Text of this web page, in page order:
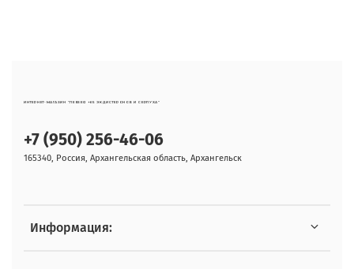
Информация:
+7 (950) 256-46-06
165340, Россия, Архангельская область, Архангельск
ИНТЕРНЕТ-МАГАЗИН "ЛЕВЗЕЯ +65 ЭКДИСТЕРОНОВ И СЕРПУХА"